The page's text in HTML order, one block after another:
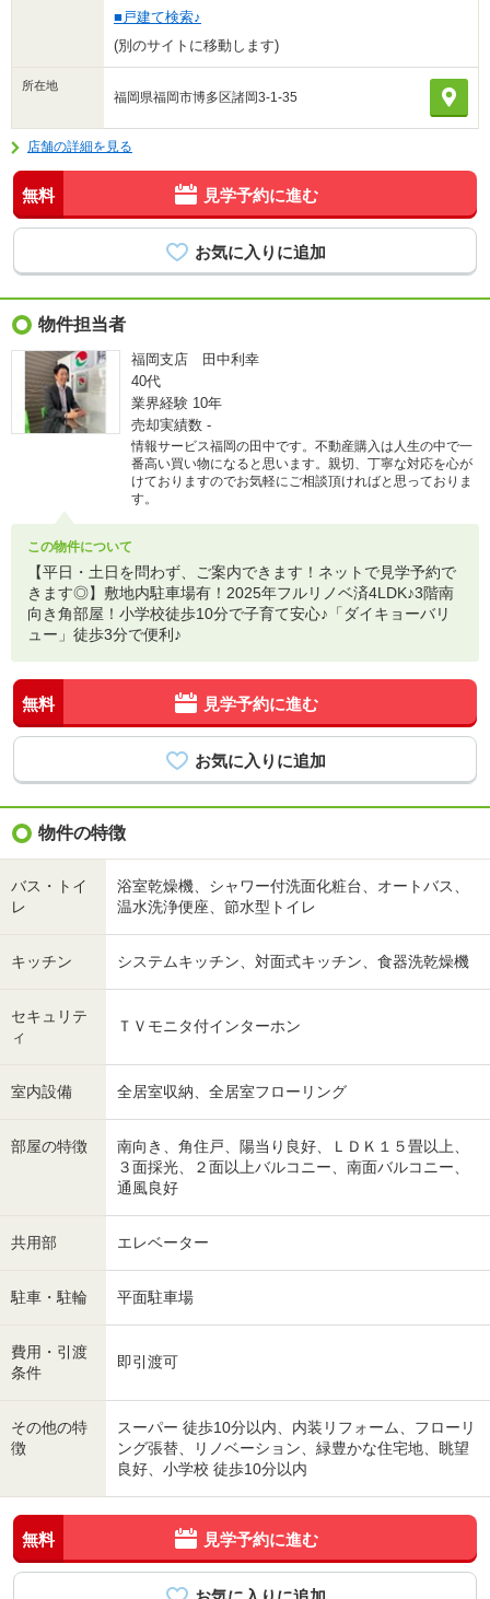
■戸建て検索♪
(別のサイトに移動します)
所在地
福岡県福岡市博多区諸岡3-1-35
店舗の詳細を見る
無料 見学予約に進む
物件担当者
福岡支店 田中利幸
40代
業界経験 10年
売却実績数 -
情報サービス福岡の田中です。不動産購入は人生の中で一
番高い買い物になると思います。親切、丁寧な対応を心が
けておりますのでお気軽にご相談頂ければと思っておりま
す。
この物件について
【平日・土日を問わず、ご案内できます！ネットで見学予約で
きます◎】敷地内駐車場有！2025年フルリノベ済4LDK♪3階南
向き角部屋！小学校徒歩10分で子育て安心♪「ダイキョーバリ
ュー」徒歩3分で便利♪
無料 見学予約に進む
物件の特徴
バス・トイ
レ
浴室乾燥機、シャワー付洗面化粧台、オートバス、
温水洗浄便座、節水型トイレ
キッチン システムキッチン、対面式キッチン、食器洗乾燥機
セキュリテ
ィ
ＴＶモニタ付インターホン
室内設備 全居室収納、全居室フローリング
部屋の特徴
南向き、角住戸、陽当り良好、ＬＤＫ１５畳以上、
３面採光、２面以上バルコニー、南面バルコニー、
通風良好
共用部 エレベーター
駐車・駐輪 平面駐車場
費用・引渡
条件
即引渡可
その他の特
徴
スーパー 徒歩10分以内、内装リフォーム、フローリ
ング張替、リノベーション、緑豊かな住宅地、眺望
良好、小学校 徒歩10分以内
無料 見学予約に進む